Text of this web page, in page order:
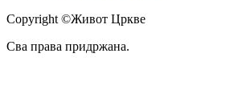
Copyright ©Живот Цркве
Сва права придржана.